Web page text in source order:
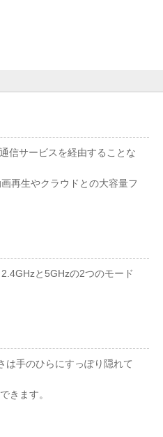
信サービスを経由することな
再生やクラウドとの大容量フ
と5GHzの2つのモード
手のひらにすっぽり隠れて
きます。